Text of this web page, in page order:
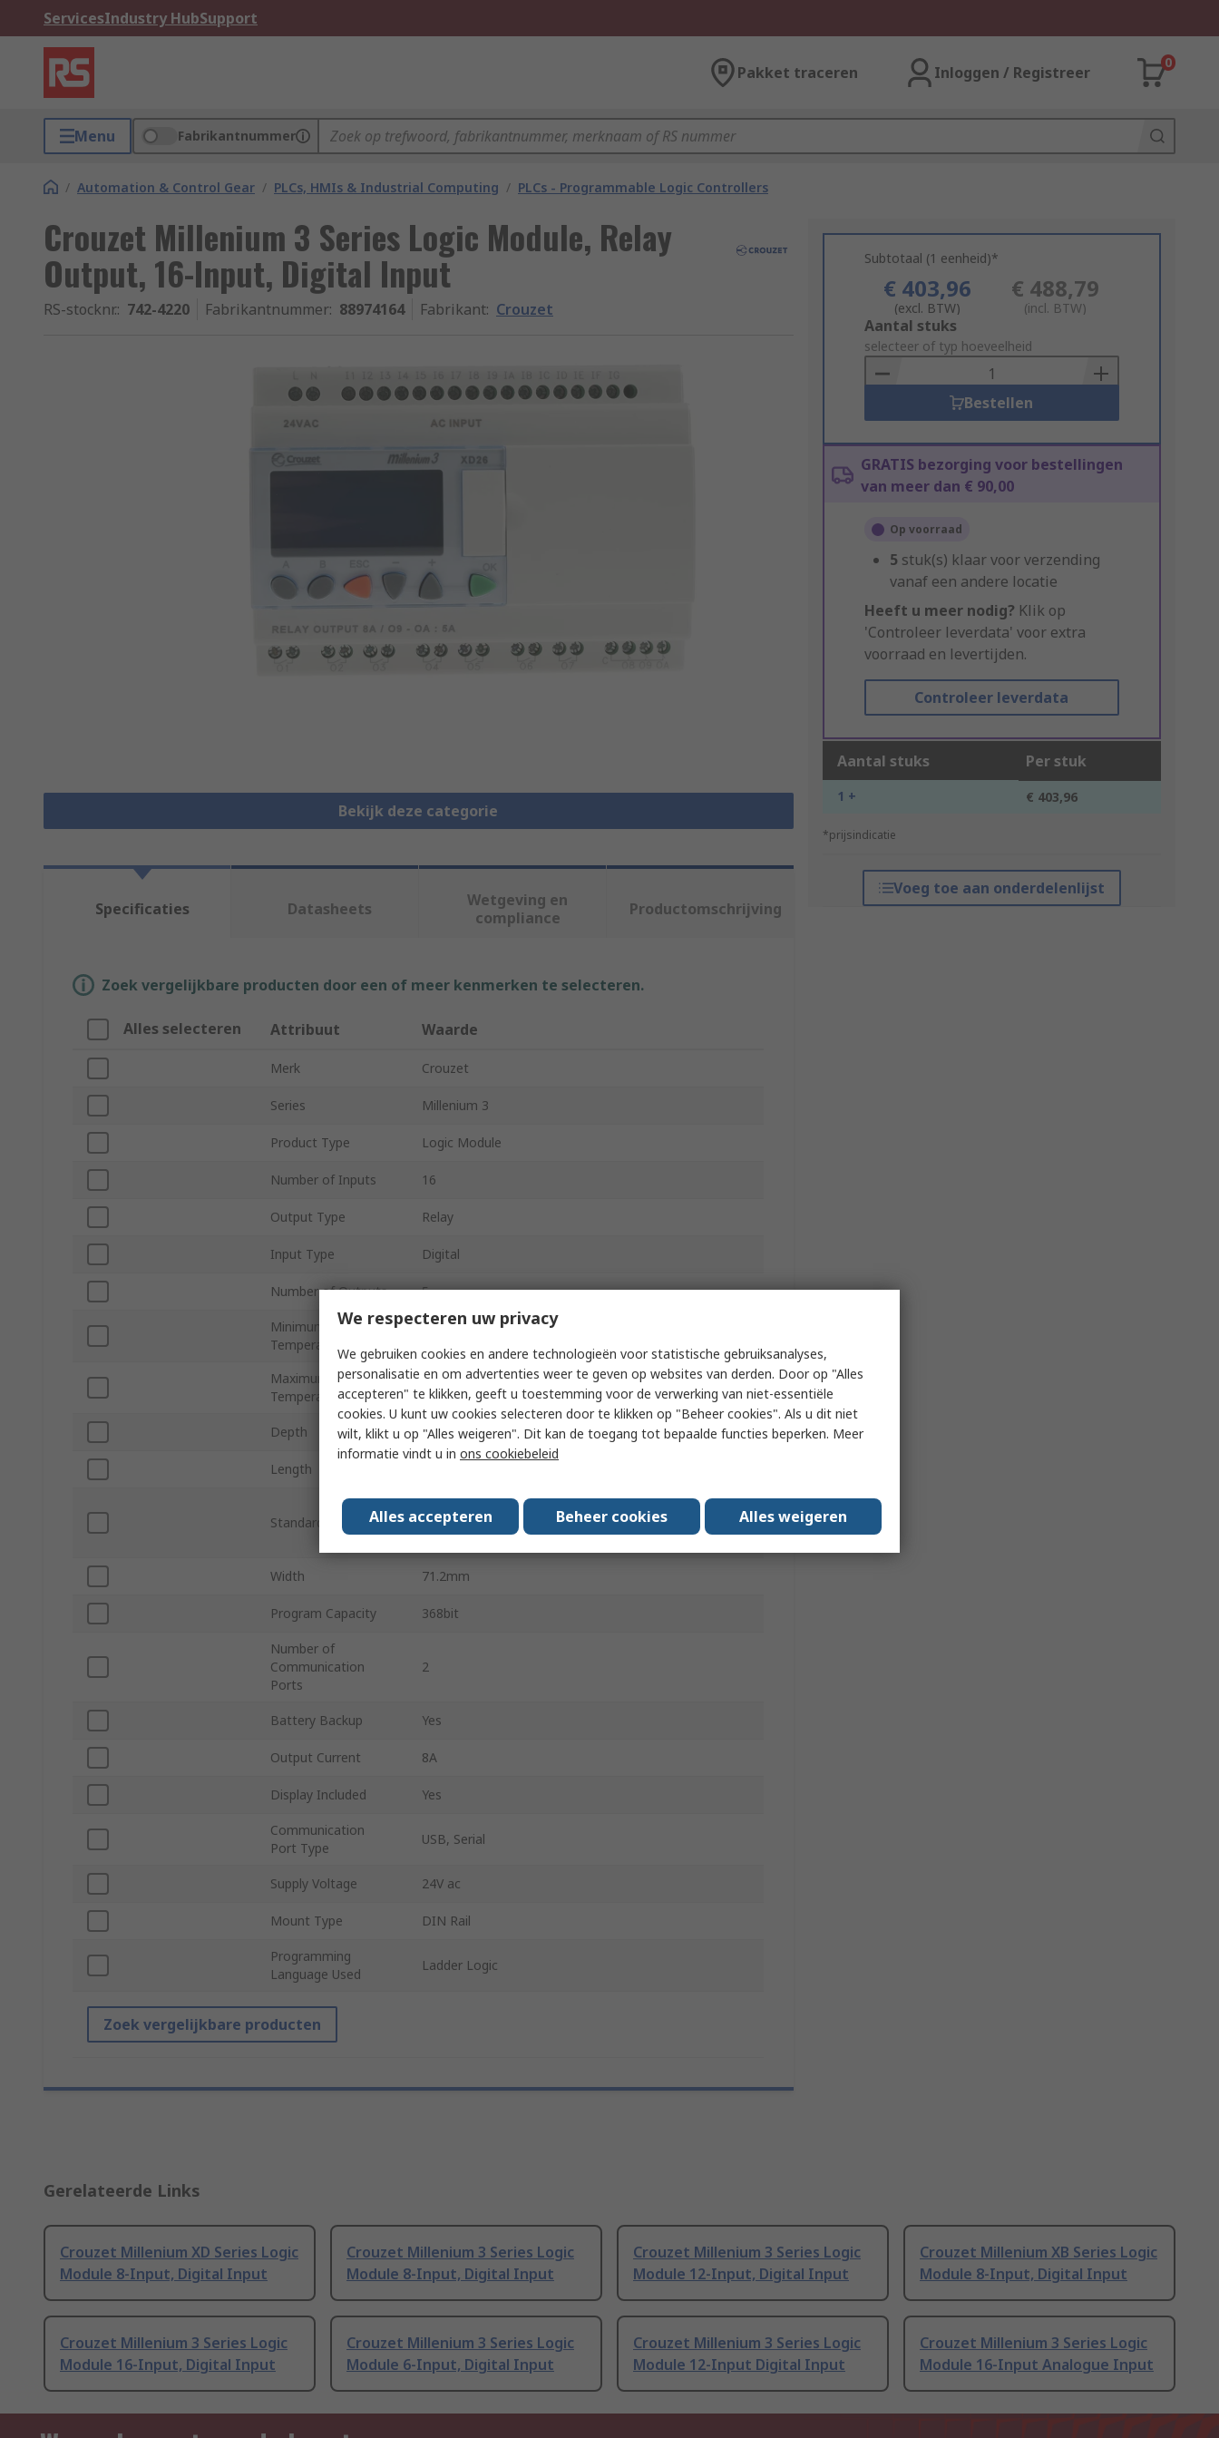
ServicesIndustry HubSupport
Pakket traceren Inloggen / Registreer
0
Menu Fabrikantnummer
/ Automation & Control Gear / PLCs, HMIs & Industrial Computing / PLCs - Programmable Logic Controllers
Crouzet Millenium 3 Series Logic Module, Relay
Output, 16-Input, Digital Input
RS-stocknr.: 742-4220 Fabrikantnummer: 88974164 Fabrikant: Crouzet
Bekijk deze categorie
Subtotaal (1 eenheid)*
€ 403,96
(excl. BTW)
€ 488,79
(incl. BTW)
Add
to
Basket
Aantal stuks
selecteer of typ hoeveelheid
Bestellen
GRATIS bezorging voor bestellingen
van meer dan € 90,00
Op voorraad
5 stuk(s) klaar voor verzending
vanaf een andere locatie
Heeft u meer nodig? Klik op
'Controleer leverdata' voor extra
voorraad en levertijden.
Controleer leverdata
Aantal stuks Per stuk
1 + € 403,96
*prijsindicatie
Voeg toe aan onderdelenlijst
Specificaties
Datasheets
Wetgeving en
compliance
Productomschrijving
Zoek vergelijkbare producten door een of meer kenmerken te selecteren.
Alles selecteren Attribuut Waarde
Merk Crouzet
Series Millenium 3
Product Type Logic Module
Number of Inputs 16
Output Type Relay
Input Type Digital
Number of Outputs 5
Minimum Operating
Temperature
Maximum Operating
Temperature
55°C
Depth 68mm
Length
Standards/Approvals
IEC/EN 61000-6-3, IEC/EN 61000-6-4, IEC/EN 61131-2
(Open equipment) IEC/EN 61131-2 (Zone B) IEC/EN
Width 71.2mm
Program Capacity 368bit
Number of
Communication
Ports
2
Battery Backup Yes
Output Current 8A
Display Included Yes
Communication
Port Type
USB, Serial
Supply Voltage 24V ac
Mount Type DIN Rail
Programming
Language Used
Ladder Logic
Zoek vergelijkbare producten
Gerelateerde Links
Crouzet Millenium XD Series Logic
Module 8-Input, Digital Input
Crouzet Millenium 3 Series Logic
Module 8-Input, Digital Input
Crouzet Millenium 3 Series Logic
Module 12-Input, Digital Input
Crouzet Millenium XB Series Logic
Module 8-Input, Digital Input
Crouzet Millenium 3 Series Logic
Module 16-Input, Digital Input
Crouzet Millenium 3 Series Logic
Module 6-Input, Digital Input
Crouzet Millenium 3 Series Logic
Module 12-Input Digital Input
Crouzet Millenium 3 Series Logic
Module 16-Input Analogue Input
We respecteren uw privacy
We gebruiken cookies en andere technologieën voor statistische gebruiksanalyses,
personalisatie en om advertenties weer te geven op websites van derden. Door op "Alles
accepteren" te klikken, geeft u toestemming voor de verwerking van niet-essentiële
cookies. U kunt uw cookies selecteren door te klikken op "Beheer cookies". Als u dit niet
wilt, klikt u op "Alles weigeren". Dit kan de toegang tot bepaalde functies beperken. Meer
informatie vindt u in ons cookiebeleid
Alles accepteren Beheer cookies Alles weigeren